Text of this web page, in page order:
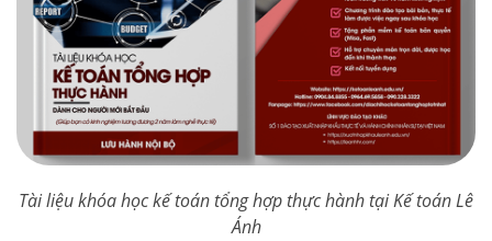
Tài liệu khóa học kế toán tổng hợp thực hành tại Kế toán Lê
Ánh